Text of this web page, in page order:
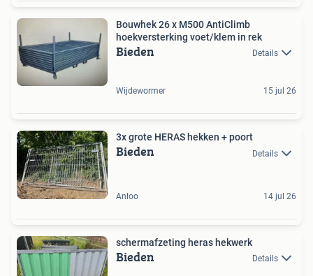
Bouwhek 26 x M500 AntiClimb
hoekversterking voet/klem in rek
Bieden Details
Wijdewormer 15 jul 26
3x grote HERAS hekken + poort
Bieden Details
Anloo 14 jul 26
schermafzeting heras hekwerk
Bieden Details